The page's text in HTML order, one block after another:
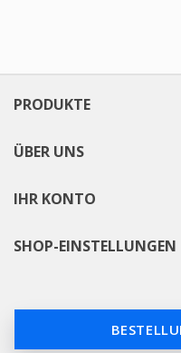
PRODUKTE
ÜBER UNS
IHR KONTO
SHOP-EINSTELLUNGEN